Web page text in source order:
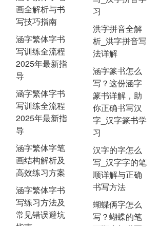
画全解析与书
写技巧指南
涵字繁体字书
写训练全流程
2025年最新指
导
涵字繁体字书
写训练全流程
2025年最新指
导
涵字繁体字笔
画结构解析及
高效练习方案
涵字繁体字书
写练习方法及
常见错误避坑
习
洪字拼音全解
析_洪字拼音写
法详解
涵字篆书怎么
写？这份涵字
篆书详解，助
你正确书写汉
字_汉字篆书学
习
汉字的字怎么
写_汉字字的笔
顺详解与正确
书写方法
蝴蝶俩字怎么
写？蝴蝶的笔